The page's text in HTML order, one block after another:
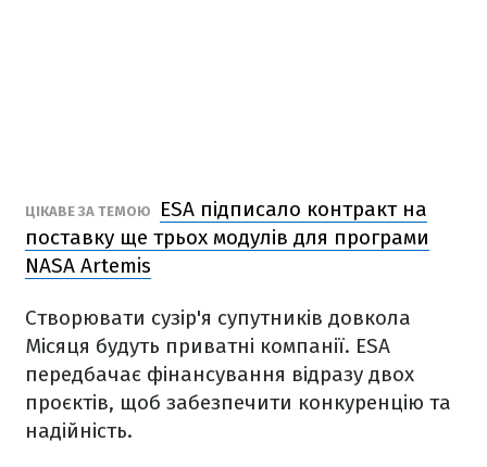
ЦІКАВЕ ЗА ТЕМОЮ
ESA підписало контракт на
поставку ще трьох модулів для програми
NASA Artemis
Створювати сузір'я супутників довкола
Місяця будуть приватні компанії. ESA
передбачає фінансування відразу двох
проєктів, щоб забезпечити конкуренцію та
надійність.